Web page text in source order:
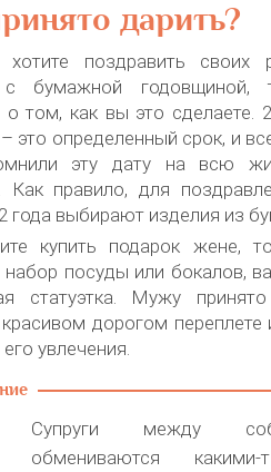
дарить?
поздравить своих
с бумажной годовщиной,
о том, как вы это сделаете.
это определенный срок, и
эту дату на всю
Как правило, для
года выбирают изделия из
купить подарок жене,
набор посуды или бокалов,
статуэтка. Мужу
дорогом переплете
увлечения.
Супруги между
обмениваются